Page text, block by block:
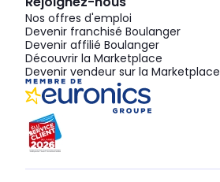
Nos offres d'emploi
Devenir franchisé Boulanger
Devenir affilié Boulanger
Découvrir la Marketplace
Devenir vendeur sur la Marketplace